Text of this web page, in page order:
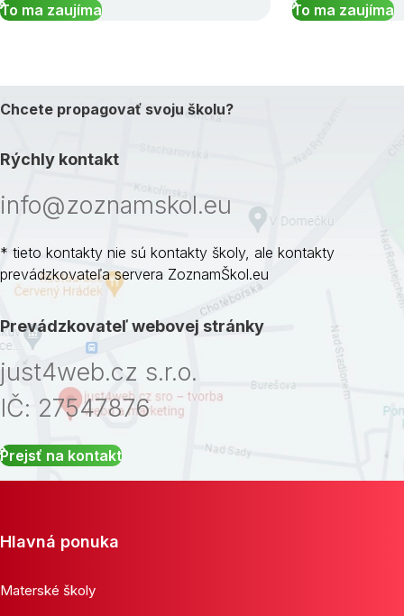
To ma zaujíma
To ma zaujíma
Chcete propagovať svoju školu?
Rýchly kontakt
info@zoznamskol.eu
* tieto kontakty nie sú kontakty školy, ale kontakty
prevádzkovateľa servera ZoznamŠkol.eu
Prevádzkovateľ webovej stránky
just4web.cz s.r.o.
IČ: 27547876
Prejsť na kontakt
Hlavná ponuka
Materské školy